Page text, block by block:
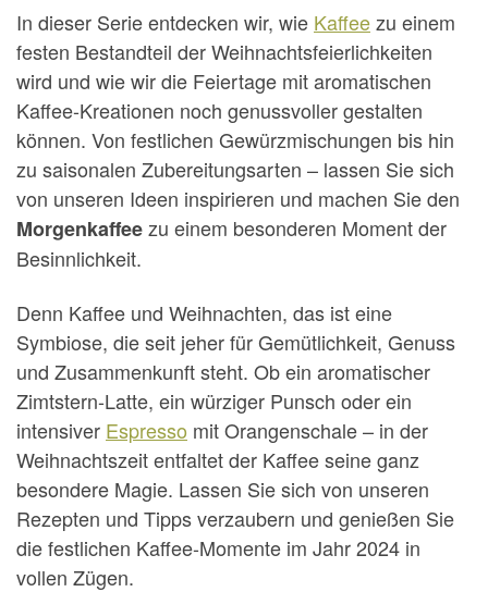
In dieser Serie entdecken wir, wie Kaffeezu einem
festen Bestandteil der Weihnachtsfeierlichkeiten
wird und wie wir die Feiertage mit aromatischen
Kaffee-Kreationen noch genussvoller gestalten
können. Von festlichen Gewürzmischungen bis hin
zu saisonalen Zubereitungsarten – lassen Sie sich
von unseren Ideen inspirieren und machen Sie den
Morgenkaffeezu einem besonderen Moment der
Besinnlichkeit.
Denn Kaffee und Weihnachten, das ist eine
Symbiose, die seit jeher für Gemütlichkeit, Genuss
und Zusammenkunft steht. Ob ein aromatischer
Zimtstern-Latte, ein würziger Punsch oder ein
intensiver Espresso mit Orangenschale – in der
Weihnachtszeit entfaltet der Kaffee seine ganz
besondere Magie. Lassen Sie sich von unseren
Rezepten und Tipps verzaubern und genießen Sie
die festlichen Kaffee-Momente im Jahr 2024 in
vollen Zügen.